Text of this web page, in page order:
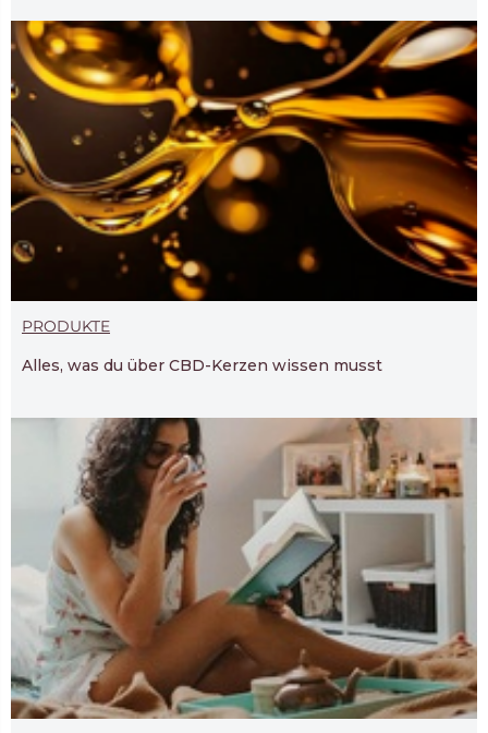
PRODUKTE
Alles, was du über CBD-Kerzen wissen musst